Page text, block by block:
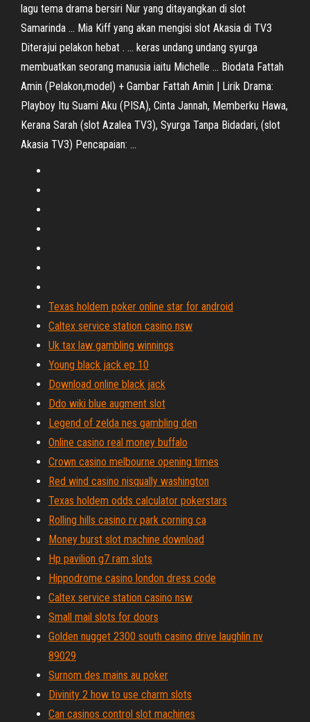
lagu tema drama bersiri Nur yang ditayangkan di slot
Samarinda ... Mia Kiff yang akan mengisi slot Akasia di TV3
Diterajui pelakon hebat . ... keras undang undang syurga
membuatkan seorang manusia iaitu Michelle ... Biodata Fattah
Amin (Pelakon,model) + Gambar Fattah Amin | Lirik Drama:
Playboy Itu Suami Aku (PISA), Cinta Jannah, Memberku Hawa,
Kerana Sarah (slot Azalea TV3), Syurga Tanpa Bidadari, (slot
Akasia TV3) Pencapaian: ...
Texas holdem poker online star for android
Caltex service station casino nsw
Uk tax law gambling winnings
Young black jack ep 10
Download online black jack
Ddo wiki blue augment slot
Legend of zelda nes gambling den
Online casino real money buffalo
Crown casino melbourne opening times
Red wind casino nisqually washington
Texas holdem odds calculator pokerstars
Rolling hills casino rv park corning ca
Money burst slot machine download
Hp pavilion g7 ram slots
Hippodrome casino london dress code
Caltex service station casino nsw
Small mail slots for doors
Golden nugget 2300 south casino drive laughlin nv
89029
Surnom des mains au poker
Divinity 2 how to use charm slots
Can casinos control slot machines